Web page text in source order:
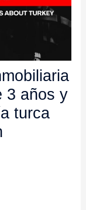
3 años y
turca